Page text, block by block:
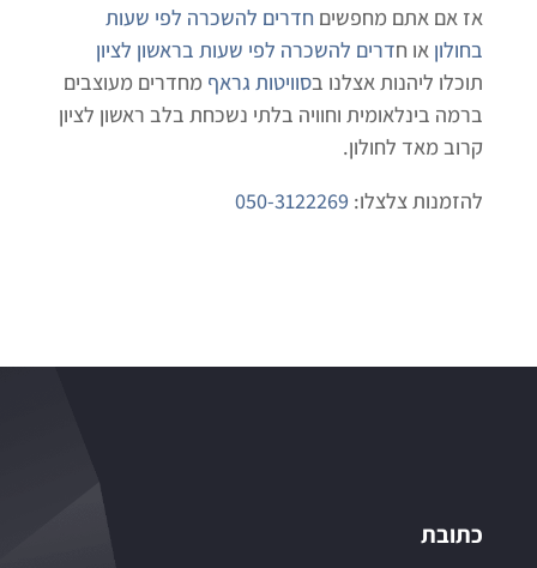
אז אם אתם מחפשים חדרים להשכרה לפי שעות
בחולון או חדרים להשכרה לפי שעות בראשון לציון
תוכלו ליהנות אצלנו בסוויטות גראף מחדרים מעוצבים
ברמה בינלאומית וחוויה בלתי נשכחת בלב ראשון לציון
קרוב מאד לחולון.
להזמנות צלצלו: 050-3122269
כתובת